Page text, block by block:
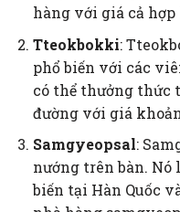
hàng với giá cả hợp
Tteokbokki:
phổ biến với các
có thể thưởng thức
đường với giá
Samgyeopsal:
nướng trên bàn. Nó
biến tại Hàn Quốc